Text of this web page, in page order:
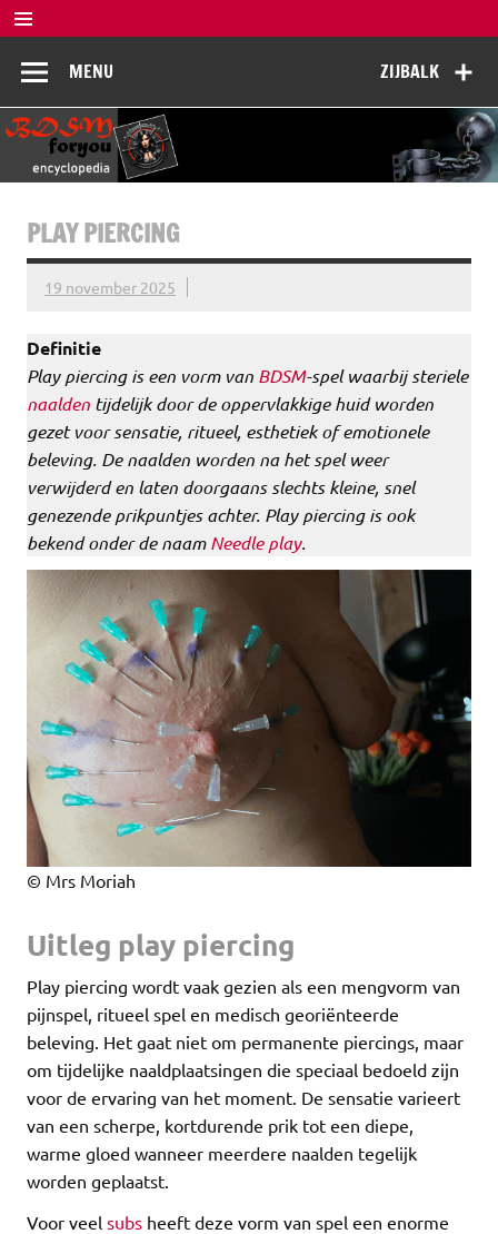
Doorgaan
naar
inhoud
BDSM
Encyclopedia
ZIJBALK
MENU
PLAY PIERCING
19 november 2025
Definitie
Play piercing is een vorm van BDSM-spel waarbij steriele
naalden tijdelijk door de oppervlakkige huid worden
gezet voor sensatie, ritueel, esthetiek of emotionele
beleving. De naalden worden na het spel weer
verwijderd en laten doorgaans slechts kleine, snel
genezende prikpuntjes achter. Play piercing is ook
bekend onder de naamNeedle play.
© Mrs Moriah
Uitleg play piercing
Play piercing wordt vaak gezien als een mengvorm van
pijnspel, ritueel spel en medisch georiënteerde
beleving. Het gaat niet om permanente piercings, maar
om tijdelijke naaldplaatsingen die speciaal bedoeld zijn
voor de ervaring van het moment. De sensatie varieert
van een scherpe, kortdurende prik tot een diepe,
warme gloed wanneer meerdere naalden tegelijk
worden geplaatst.
Voor veel subs heeft deze vorm van spel een enorme